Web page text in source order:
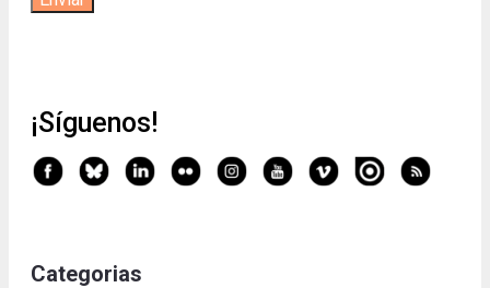
¡Síguenos!
Categorias